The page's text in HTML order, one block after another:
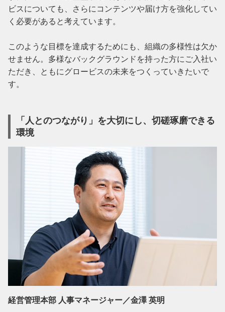
ビスについても、さらにコンテンツや届け方を強化してい
く必要があると考えています。
このような目標を達成するためにも、組織の多様性は欠か
せません。多様なバックグラウンドを持った方にご入社い
ただき、ともにグロービスの未来をつくっていきたいで
す。
「人とのつながり」を大切にし、切磋琢磨できる
環境
経営管理本部 人事マネージャー／金澤 英明